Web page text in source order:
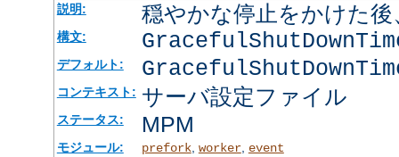
説明: 穏やかな停止をかけた
構文:
デフォルト:
コンテキスト: サーバ設定ファイル
ステータス: MPM
モジュール: prefork, worker, event